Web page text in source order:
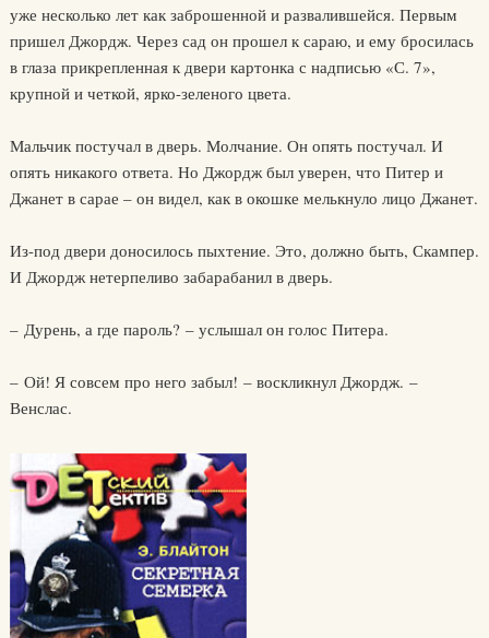
уже несколько лет как заброшенной и развалившейся. Первым
пришел Джордж. Через сад он прошел к сараю, и ему бросилась
в глаза прикрепленная к двери картонка с надписью «С. 7»,
крупной и четкой, ярко-зеленого цвета.
Мальчик постучал в дверь. Молчание. Он опять постучал. И
опять никакого ответа. Но Джордж был уверен, что Питер и
Джанет в сарае – он видел, как в окошке мелькнуло лицо Джанет.
Из-под двери доносилось пыхтение. Это, должно быть, Скампер.
И Джордж нетерпеливо забарабанил в дверь.
– Дурень, а где пароль? – услышал он голос Питера.
– Ой! Я совсем про него забыл! – воскликнул Джордж. –
Венслас.